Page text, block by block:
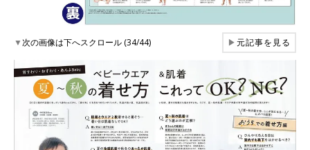
▼次の画像は下へスクロール (34/44) ▶元記事を見る